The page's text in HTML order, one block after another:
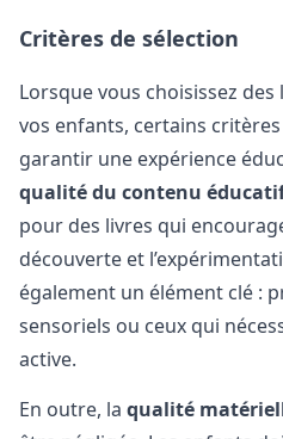
Critères de sélection
Lorsque vous choisissez
vos enfants, certains
garantir une expérience
qualité du contenu
pour des livres qui
découverte et
également un élément clé :
sensoriels ou ceux qui
active.
En outre, la qualité